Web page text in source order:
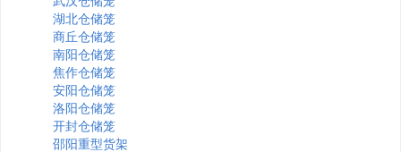
湖北仓储笼
商丘仓储笼
南阳仓储笼
焦作仓储笼
安阳仓储笼
洛阳仓储笼
开封仓储笼
邵阳重型货架